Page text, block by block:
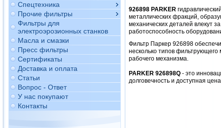
Спецтехника
Прочие фильтры
Фильтры для
электроэрозионных станков
Масла и смазки
Пресс фильтры
Сертификаты
Доставка и оплата
Статьи
Вопрос - Ответ
У нас покупают
Контакты
926898 PARKER
металлических фракций,
механических деталей влекут
работоспособность
Фильтр Паркер 926898
несколько типов фильтрующего
рабочего механизма.
PARKER 926898Q- это
долговечность и доступная